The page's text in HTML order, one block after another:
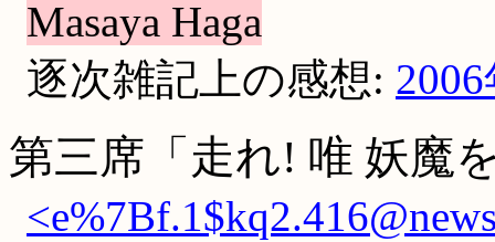
Masaya Haga
逐次雑記上の感想:
第三席「走れ! 唯 妖魔